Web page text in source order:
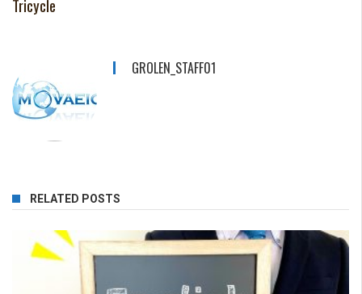
Tricycle
GROLEN_STAFF01
RELATED POSTS